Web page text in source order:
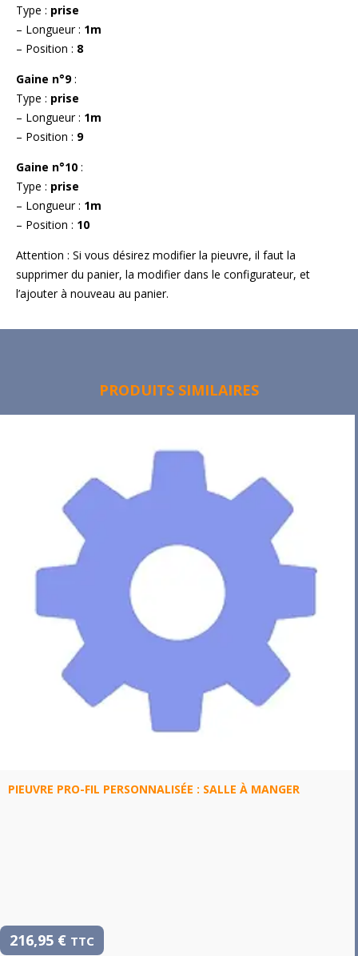
Type : prise
– Longueur : 1m
– Position : 8
Gaine n°9:
Type : prise
– Longueur : 1m
– Position : 9
Gaine n°10 :
Type : prise
– Longueur : 1m
– Position : 10
Attention : Si vous désirez modifier la pieuvre, il faut la
supprimer du panier, la modifier dans le configurateur, et
l’ajouter à nouveau au panier.
PRODUITS SIMILAIRES
PIEUVRE PRO-FIL PERSONNALISÉE : SALLE À MANGER
216,95 € TTC